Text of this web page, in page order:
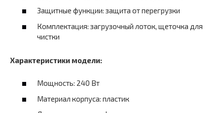
Защитные функции: защита от перегрузки
Комплектация: загрузочный лоток, щеточка для
чистки
Характеристики модели:
Мощность: 240 Вт
Материал корпуса: пластик